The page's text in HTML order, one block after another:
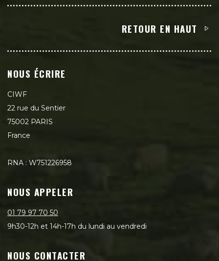
RETOUR EN HAUT
NOUS ÉCRIRE
CIWF
22 rue du Sentier
75002 PARIS
France
RNA : W751226958
NOUS APPELER
01 79 97 70 50
9h30-12h et 14h-17h du lundi au vendredi
NOUS CONTACTER